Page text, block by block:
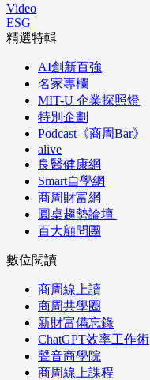
Video
ESG
精選特輯
AI創新百強
名家專欄
MIT-U 企業探照燈
特別企劃
Podcast《商周Bar》
alive
良醫健康網
Smart自學網
商周財富網
圓桌趨勢論壇
百大顧問團
數位閱讀
商周線上讀
商周共學圈
新財富備忘錄
ChatGPT效率工作術
聲音商學院
商周線上課程